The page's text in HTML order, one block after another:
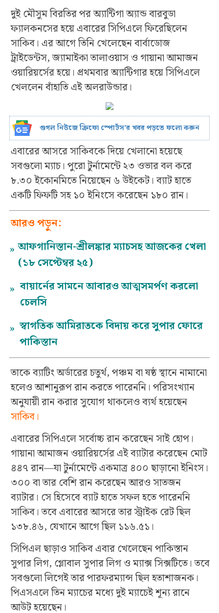
দুই মৌসুম বিরতির পর অ্যান্টিগা অ্যান্ড বারবুডা
ফ্যালকনসের হয়ে এবারের সিপিএলে ফিরেছিলেন
সাকিব। এর আগে তিনি খেলেছেন বার্বাডোজ
ট্রাইডেন্টস, জ্যামাইকা তালাওয়াস ও গায়ানা আমাজন
ওয়ারিয়র্সের হয়ে। প্রথমবার অ্যান্টিগার হয়ে সিপিএলে
খেললেন বাঁহাতি এই অলরাউন্ডার।
গুগল নিউজে ক্রিফো স্পোর্টস’র খবর পড়তে ফলো করুন
এবারের আসরে সাকিবকে দিয়ে খেলানো হয়েছে
সবগুলো ম্যাচ। পুরো টুর্নামেন্টে ২৩ ওভার বল করে
৮.৩০ ইকোনমিতে নিয়েছেন ৬ উইকেট। ব্যাট হাতে
একটি ফিফটি সহ ১০ ইনিংসে করেছেন ১৮০ রান।
আরও পড়ুন:
» আফগানিস্তান-শ্রীলঙ্কার ম্যাচসহ আজকের খেলা
(১৮ সেপ্টেম্বর ২৫)
» বায়ার্নের সামনে আবারও আত্মসমর্পণ করলো
চেলসি
» স্বাগতিক আমিরাতকে বিদায় করে সুপার ফোরে
পাকিস্তান
তাকে ব্যাটিং অর্ডারের চতুর্থ, পঞ্চম বা ষষ্ঠ স্থানে নামানো
হলেও আশানুরূপ রান করতে পারেননি। পরিসংখ্যান
অনুযায়ী রান করার সুযোগ থাকলেও ব্যর্থ হয়েছেন
সাকিব।
এবারের সিপিএলে সর্বোচ্চ রান করেছেন সাই হোপ।
গায়ানা আমাজন ওয়ারিয়র্সের এই ব্যাটার করেছেন মোট
৪৪৭ রান—যা টুর্নামেন্টে একমাত্র ৪০০ ছাড়ানো ইনিংস।
৩০০ বা তার বেশি রান করেছেন আরও সাতজন
ব্যাটার। সে হিসেবে ব্যাট হাতে সফল হতে পারেননি
সাকিব। তবে এবারের আসরে তার স্ট্রাইক রেট ছিল
১৩৮.৪৬, যেখানে আগে ছিল ১১৬.৫১।
সিপিএল ছাড়াও সাকিব এবার খেলেছেন পাকিস্তান
সুপার লিগ, গ্লোবাল সুপার লিগ ও ম্যাক্স সিক্সটিতে। তবে
সবগুলো লিগেই তার পারফরম্যান্স ছিল হতাশাজনক।
পিএসএলে তিন ম্যাচের মধ্যে দুই ম্যাচেই শূন্য রানে
আউট হয়েছেন।